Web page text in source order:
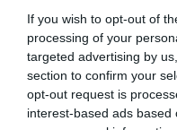
If you wish to opt-out of
processing of your
targeted advertising by
section to confirm your
opt-out request is
interest-based ads
Ο ΣΥΡΙΖΑ